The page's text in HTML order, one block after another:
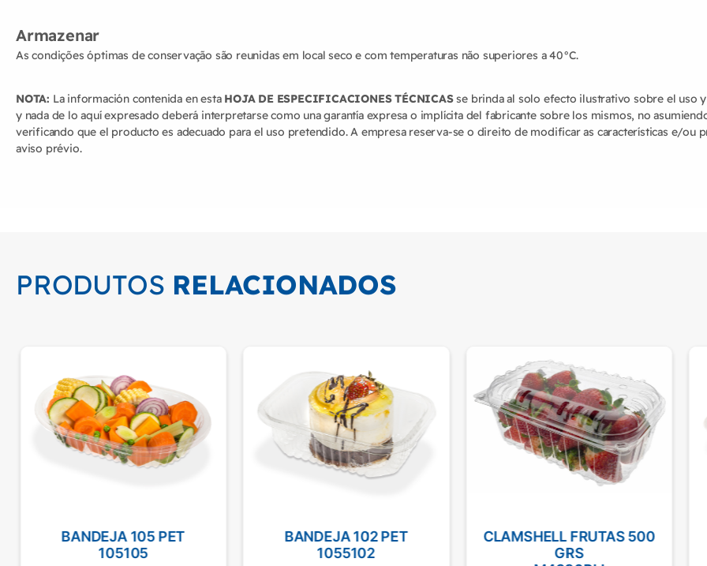
Armazenar
As condições óptimas de conservação são reunidas em local seco e com temperaturas não superiores a 40°C.
NOTA: La información contenida en esta HOJA DE ESPECIFICACIONES TÉCNICASse brinda al solo efecto ilustrativo sobre el uso
y nada de lo aquí expresado deberá interpretarse como una garantía expresa o implícita del fabricante sobre los mismos, no
verificando que el producto es adecuado para el uso pretendido. A empresa reserva-se o direito de modificar as características e/ou
aviso prévio.
PRODUTOS RELACIONADOS
BANDEJA 105 PET
105105
BANDEJA 102 PET
1055102
CLAMSHELL FRUTAS 500
GRS